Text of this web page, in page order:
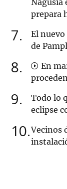
Nagusia
prepara
7
El
de
8
En
9
Todo lo
eclipse
10 Vecinos